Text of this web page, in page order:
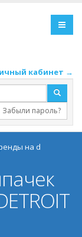
кабинет →
Забыли пароль?
на d